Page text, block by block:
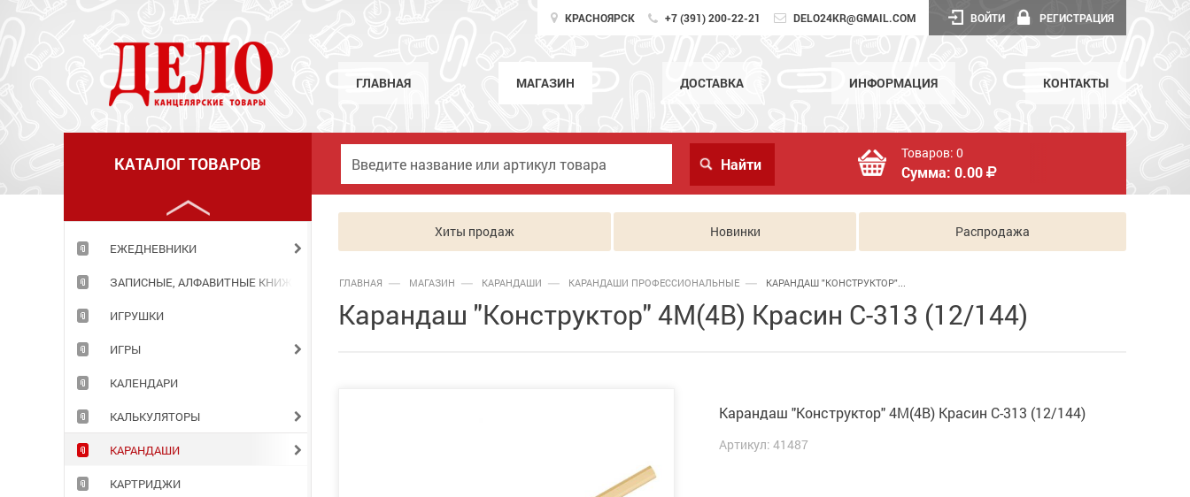
КРАСНОЯРСК +7 (391) 200-22-21 DELO24KR@GMAIL.COM ВОЙТИ РЕГИСТРАЦИЯ
ГЛАВНАЯ МАГАЗИН ДОСТАВКА ИНФОРМАЦИЯ КОНТАКТЫ
КАТАЛОГ ТОВАРОВ
Товаров: 0
Сумма: 0.00
ГРИФЕЛИ
ГУАШЬ
ДЫРОКОЛЫ
ЕЖЕДНЕВНИКИ
ЗАПИСНЫЕ, АЛФАВИТНЫЕ КНИЖКИ
ИГРУШКИ
ИГРЫ
КАЛЕНДАРИ
КАЛЬКУЛЯТОРЫ
КАРАНДАШИ
КАРТРИДЖИ
Хиты продаж Новинки Распродажа
ГЛАВНАЯ МАГАЗИН КАРАНДАШИ КАРАНДАШИ ПРОФЕССИОНАЛЬНЫЕ КАРАНДАШ "КОНСТРУКТОР"...
Карандаш "Конструктор" 4М(4B) Красин С-313 (12/144)
Карандаш "Конструктор" 4М(4B) Красин С-313 (12/144)
Артикул: 41487